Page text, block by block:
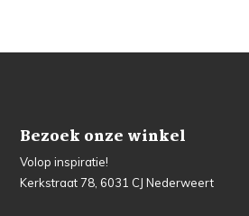
Bezoek onze winkel
Volop inspiratie!
Kerkstraat 78, 6031 CJ Nederweert